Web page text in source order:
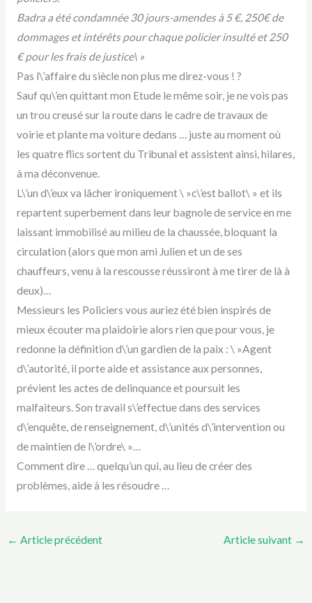
Badra a été condamnée 30 jours-amendes à 5 €, 250€ de
dommages et intérêts pour chaque policier insulté et 250
€ pour les frais de justice\ »
Pas l\’affaire du siècle non plus me direz-vous ! ?
Sauf qu\’en quittant mon Etude le même soir, je ne vois pas
un trou creusé sur la route dans le cadre de travaux de
voirie et plante ma voiture dedans … juste au moment où
les quatre flics sortent du Tribunal et assistent ainsi, hilares,
à ma déconvenue.
L\’un d\’eux va lâcher ironiquement \ »c\’est ballot\ » et ils
repartent superbement dans leur bagnole de service en me
laissant immobilisé au milieu de la chaussée, bloquant la
circulation (alors que mon ami Julien et un de ses
chauffeurs, venu à la rescousse réussiront à me tirer de là à
deux)…
Messieurs les Policiers vous auriez été bien inspirés de
mieux écouter ma plaidoirie alors rien que pour vous, je
redonne la définition d\’un gardien de la paix : \ »Agent
d\’autorité, il porte aide et assistance aux personnes,
prévient les actes de delinquance et poursuit les
malfaiteurs. Son travail s\’effectue dans des services
d\’enquête, de renseignement, d\’unités d\’intervention ou
de maintien de l\’ordre\ »…
Comment dire … quelqu’un qui, au lieu de créer des
problèmes, aide à les résoudre …
← Article précédent Article suivant →